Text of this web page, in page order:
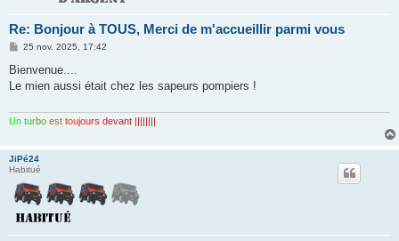
Re: Bonjour à TOUS, Merci de m'accueillir parmi vous
M
s
a
25 nov. 2025, 17:42
Bienvenue....
Le mien aussi était chez les sapeurs pompiers !
Un turbo est toujours devant ||||||||
JiPé24
Habitué